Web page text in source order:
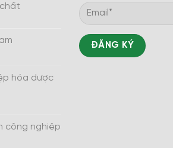
hóa dược
công nghiệp